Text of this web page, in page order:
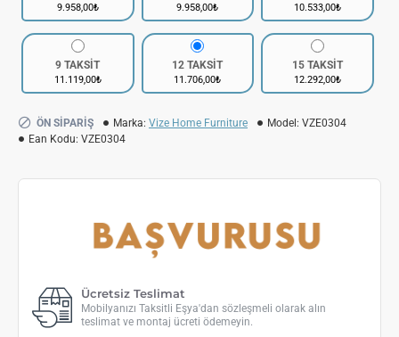
9.958,00₺ 9.958,00₺ 10.533,00₺
9 TAKSİT
11.119,00₺
12 TAKSİT
11.706,00₺
15 TAKSİT
12.292,00₺
ÖN SIPARIŞ Marka: Vize Home Furniture Model: VZE0304
Ean Kodu: VZE0304
Ücretsiz Teslimat
Mobilyanızı Taksitli Eşya'dan sözleşmeli olarak alın
teslimat ve montaj ücreti ödemeyin.